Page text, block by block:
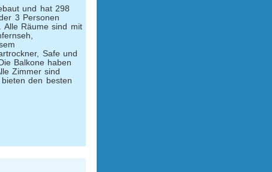
und hat 298
3 Personen
Alle Räume sind mit
Safe und
Balkone haben
Zimmer sind
den besten